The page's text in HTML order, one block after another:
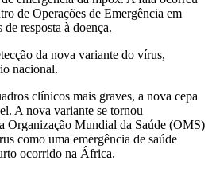
de Operações de Emergência em
de resposta à doença.
da nova variante do vírus,
nacional.
clínicos mais graves, a nova cepa
A nova variante se tornou
Organização Mundial da Saúde (OMS)
como uma emergência de saúde
ocorrido na África.